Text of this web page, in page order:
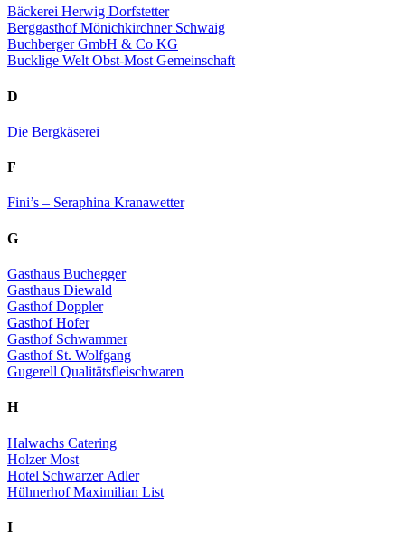
Bäckerei Herwig Dorfstetter
Berggasthof Mönichkirchner Schwaig
Buchberger GmbH & Co KG
Bucklige Welt Obst-Most Gemeinschaft
D
Die Bergkäserei
F
Fini’s – Seraphina Kranawetter
G
Gasthaus Buchegger
Gasthaus Diewald
Gasthof Doppler
Gasthof Hofer
Gasthof Schwammer
Gasthof St. Wolfgang
Gugerell Qualitätsfleischwaren
H
Halwachs Catering
Holzer Most
Hotel Schwarzer Adler
Hühnerhof Maximilian List
I